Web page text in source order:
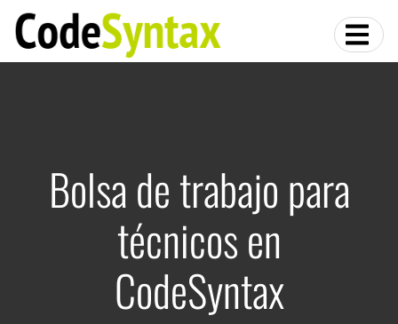
Bolsa de trabajo para
técnicos en
CodeSyntax